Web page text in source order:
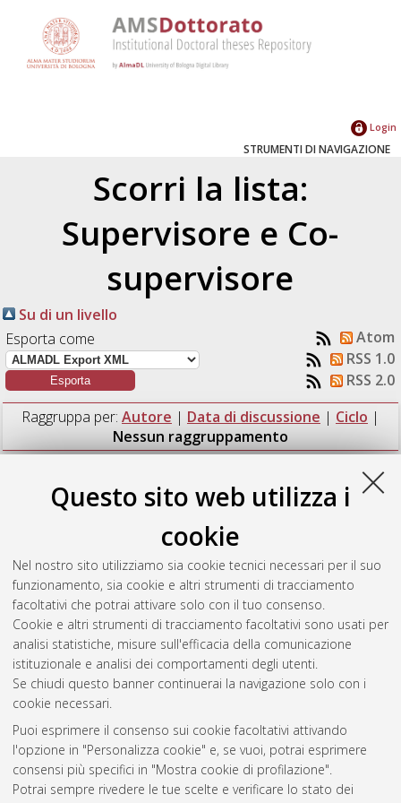
Questo sito web utilizza i
cookie
Nel nostro sito utilizziamo sia cookie tecnici necessari per il suo
funzionamento, sia cookie e altri strumenti di tracciamento
facoltativi che potrai attivare solo con il tuo consenso.
Cookie e altri strumenti di tracciamento facoltativi sono usati per
analisi statistiche, misure sull'efficacia della comunicazione
istituzionale e analisi dei comportamenti degli utenti.
Se chiudi questo banner continuerai la navigazione solo con i
cookie necessari.
Puoi esprimere il consenso sui cookie facoltativi attivando
l'opzione in "Personalizza cookie" e, se vuoi, potrai esprimere
consensi più specifici in "Mostra cookie di profilazione".
Potrai sempre rivedere le tue scelte e verificare lo stato dei
Login
STRUMENTI DI NAVIGAZIONE
Scorri la lista:
Supervisore e Co-
supervisore
Su di un livello
Esporta come
Atom
RSS 1.0
RSS 2.0
Raggruppa per: Autore | Data di discussione | Ciclo |
Nessun raggruppamento
Ciuffoli, Andrea(2019)Stability assessment of agricultural
tractors and self-propelled sprayers, [Dissertation thesis], Alma
Mater Studiorum Università di Bologna. Dottorato di ricerca in
Scienze e tecnologie agrarie, ambientali e alimentari, 31 Ciclo.
DOI 10.6092/unibo/amsdottorato/8830.
Questa lista e' stata generata il Thu Aug 6 20:45:33 2026
Atom
Rss 1.0
Rss 2.0